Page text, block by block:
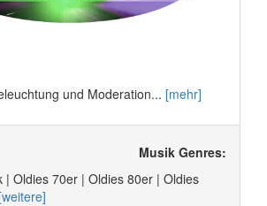
und Moderation... [mehr]
Musik Genres:
| Oldies 70er | Oldies 80er | Oldies
[weitere]